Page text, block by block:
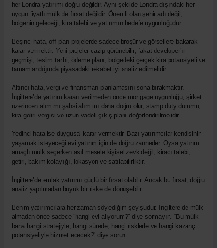
her Londra yatırımı doğru değildir. Aynı şekilde Londra dışındaki her
uygun fiyatlı mülk de fırsat değildir. Önemli olan şehir adı değil;
bölgenin geleceği, kira talebi ve yatırımın hedefe uygunluğudur.
Beşinci hata, off-plan projelerde sadece broşür ve görsellere bakarak
karar vermektir. Yeni projeler cazip görünebilir; fakat developer’ın
geçmişi, teslim tarihi, ödeme planı, bölgedeki gerçek kira potansiyeli ve
tamamlandığında piyasadaki rekabet iyi analiz edilmelidir.
Altıncı hata, vergi ve finansman planlamasını sona bırakmaktır.
İngiltere’de yatırım kararı verilmeden önce mortgage uygunluğu, şirket
üzerinden alım mı şahsi alım mı daha doğru olur, stamp duty durumu,
kira geliri vergisi ve uzun vadeli çıkış planı değerlendirilmelidir.
Yedinci hata ise duygusal karar vermektir. Bazı yatırımcılar kendisinin
yaşamak isteyeceği evi yatırım için de doğru zanneder. Oysa yatırım
amaçlı mülk seçerken asıl mesele kişisel zevk değil; kiracı talebi,
getiri, bakım kolaylığı, lokasyon ve satılabilirliktir.
İngiltere’de emlak yatırımı güçlü bir fırsat olabilir. Ancak bu fırsat, doğru
analiz yapılmadan büyük bir riske de dönüşebilir.
Benim yatırımcılara her zaman söylediğim şey şudur: İngiltere’de mülk
almadan önce sadece “hangi evi alıyorum?” diye sormayın. “Bu mülk
bana hangi stratejiyle, hangi sürede, hangi risklerle ve hangi kazanç
potansiyeliyle hizmet edecek?” diye sorun.